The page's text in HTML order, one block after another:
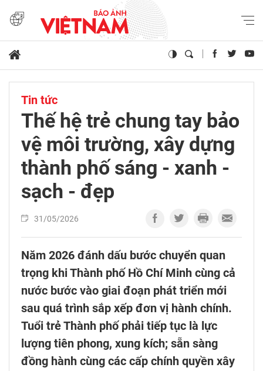
Tin tức
Thế hệ trẻ chung tay bảo
vệ môi trường, xây dựng
thành phố sáng - xanh -
sạch - đẹp
31/05/2026
Năm 2026 đánh dấu bước chuyển quan
trọng khi Thành phố Hồ Chí Minh cùng cả
nước bước vào giai đoạn phát triển mới
sau quá trình sắp xếp đơn vị hành chính.
Tuổi trẻ Thành phố phải tiếp tục là lực
lượng tiên phong, xung kích; sẵn sàng
đồng hành cùng các cấp chính quyền xây